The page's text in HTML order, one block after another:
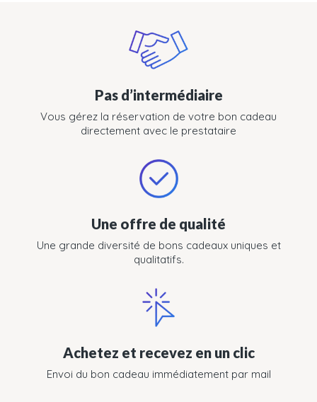
Pas d’intermédiaire
Vous gérez la réservation de votre bon cadeau
directement avec le prestataire
Une offre de qualité
Une grande diversité de bons cadeaux uniques et
qualitatifs.
Achetez et recevez en un clic
Envoi du bon cadeau immédiatement par mail